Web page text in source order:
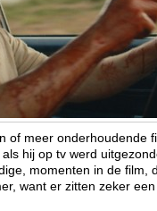
of meer onderhoudende
hij op tv werd
momenten in de film,
want er zitten zeker